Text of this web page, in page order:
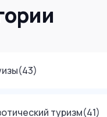
(43)
туризм(41)